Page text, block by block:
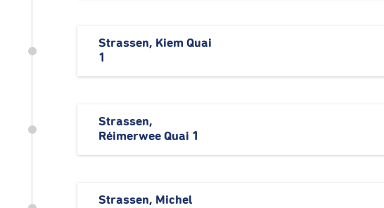
Strassen, Kiem Quai
1
Strassen,
Réimerwee Quai 1
Strassen, Michel